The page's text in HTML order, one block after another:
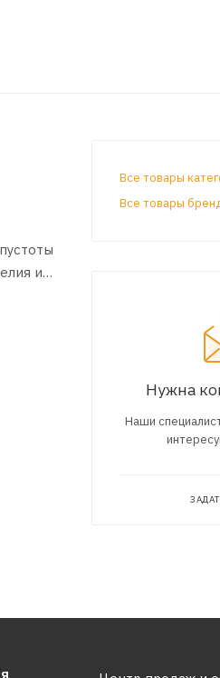
из
Все товары
Все товары
Нужна
Наши